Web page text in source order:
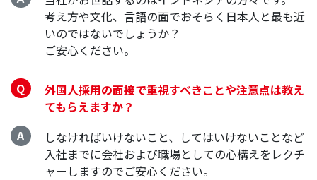
考え方や文化、言語の面でおそらく日本人と最も近
いのではないでしょうか？
ご安心ください。
外国人採用の面接で重視すべきことや注意点は教え
てもらえますか？
しなければいけないこと、してはいけないことなど
入社までに会社および職場としての心構えをレクチ
ャーしますのでご安心ください。